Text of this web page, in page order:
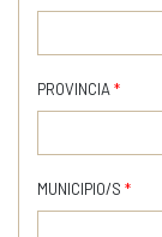
PROVINCIA *
MUNICIPIO/S *